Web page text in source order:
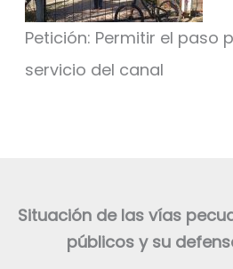
Petición: Permitir el paso
servicio del canal
Situación de las vías
públicos y su